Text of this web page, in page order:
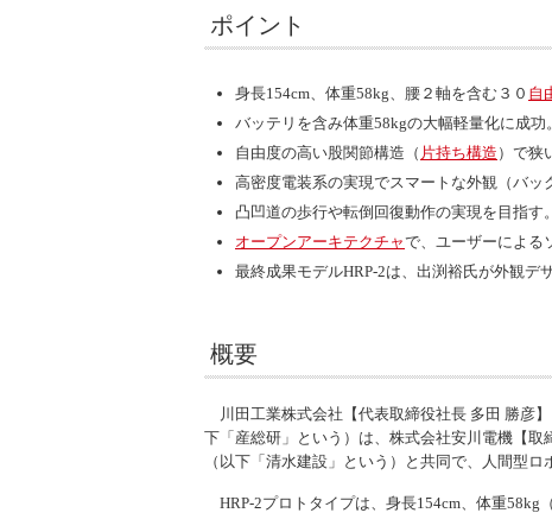
ポイント
身長154cm、体重58kg、腰２軸を含む３０ 自
バッテリを含み体重58kgの大幅軽量化に成功。
自由度の高い股関節構造（ 片持ち構造 ）で狭
高密度電装系の実現でスマートな外観（バッ
凸凹道の歩行や転倒回復動作の実現を目指す。
オープンアーキテクチャで、ユーザーによる
最終成果モデルHRP-2は、出渕裕氏が外観デ
概要
川田工業株式会社【代表取締役社長 多田 勝彦
下「産総研」という）は、株式会社安川電機【取
（以下「清水建設」という）と共同で、人間型ロ
HRP-2プロトタイプは、身長154cm、体重58kg